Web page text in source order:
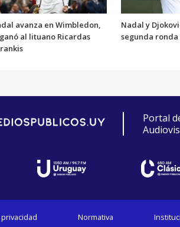
avanza en Wimbledon,
al lituano Ricardas
Nadal y
segunda
Portal
Normativa